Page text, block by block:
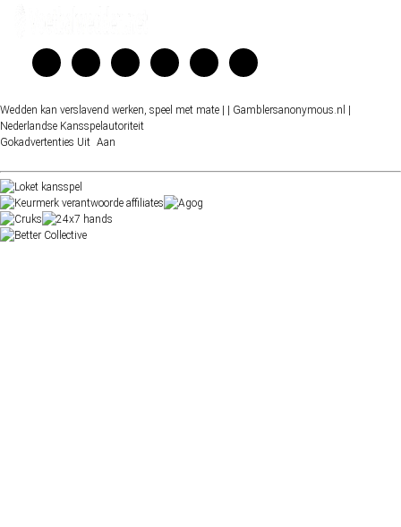
Wedden kan verslavend werken, speel met mate | | Gamblersanonymous.nl |
Nederlandse Kansspelautoriteit
Gokadvertenties Uit Aan